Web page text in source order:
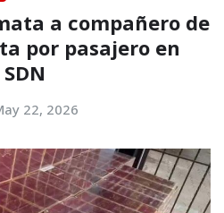
a compañero de
por pasajero en
22, 2026